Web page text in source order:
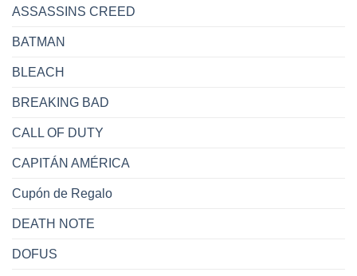
ASSASSINS CREED
BATMAN
BLEACH
BREAKING BAD
CALL OF DUTY
CAPITÁN AMÉRICA
Cupón de Regalo
DEATH NOTE
DOFUS